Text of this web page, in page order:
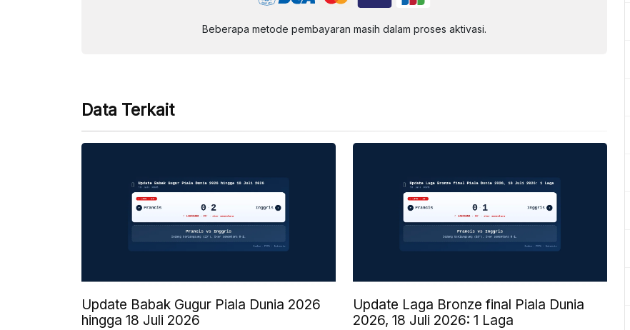
Beberapa metode pembayaran masih dalam proses aktivasi.
Data Terkait
Update Babak Gugur Piala Dunia 2026
hingga 18 Juli 2026
Update Laga Bronze final Piala Dunia
2026, 18 Juli 2026: 1 Laga